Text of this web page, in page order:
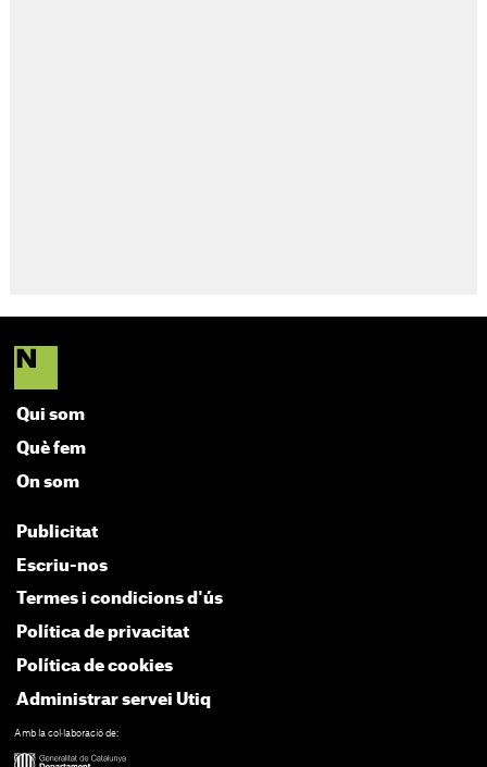
Qui som
Què fem
On som
Publicitat
Escriu-nos
Termes i condicions d'ús
Política de privacitat
Política de cookies
Administrar servei Utiq
Amb la col·laboració de: